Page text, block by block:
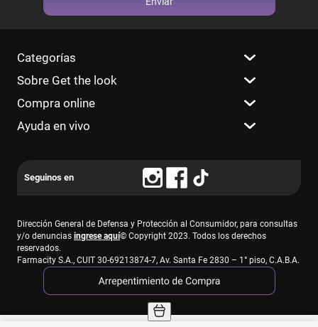
Categorías
Sobre Get the look
Compra online
Ayuda en vivo
Dirección General de Defensa y Protección al Consumidor, para consultas
y/o denuncias ingrese aquí© Copyright 2023. Todos los derechos
reservados.
Farmacity S.A., CUIT 30-69213874-7, Av. Santa Fe 2830 – 1° piso, C.A.B.A.